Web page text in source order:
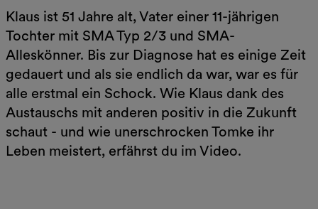
Klaus ist 51 Jahre alt, Vater einer 11-jährigen
Tochter mit SMA Typ 2/3 und SMA-
Alleskönner. Bis zur Diagnose hat es einige Zeit
gedauert und als sie endlich da war, war es für
alle erstmal ein Schock. Wie Klaus dank des
Austauschs mit anderen positiv in die Zukunft
schaut - und wie unerschrocken Tomke ihr
Leben meistert, erfährst du im Video.